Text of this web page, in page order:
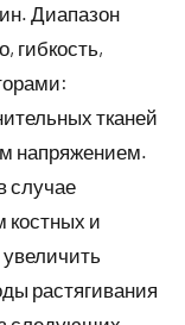
Диапазон
гибкость,
тканей
напряжением.
случае
костных и
растягивания